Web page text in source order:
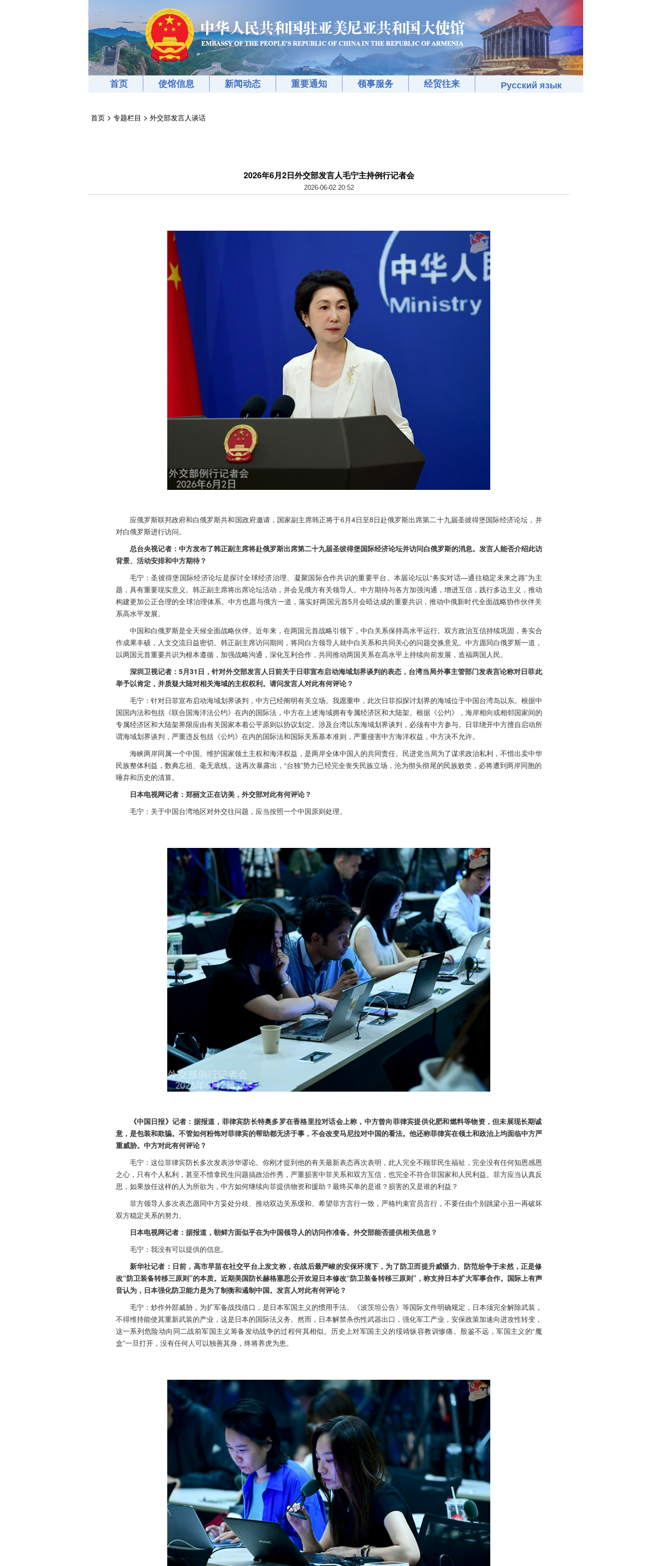
首页 使馆信息 新闻动态 重要通知 领事服务 经贸往来 Русский язык
首页> 专题栏目 > 外交部发言人谈话
2026年6月2日外交部发言人毛宁主持例行记者会
2026-06-02 20:52
应俄罗斯联邦政府和白俄罗斯共和国政府邀请，国家副主席韩正将于6月4日至8日赴俄罗斯出席第二十九届圣彼得堡国际经济论坛，并
对白俄罗斯进行访问。
总台央视记者：中方发布了韩正副主席将赴俄罗斯出席第二十九届圣彼得堡国际经济论坛并访问白俄罗斯的消息。发言人能否介绍此访
背景、活动安排和中方期待？
毛宁：圣彼得堡国际经济论坛是探讨全球经济治理、凝聚国际合作共识的重要平台。本届论坛以“务实对话—通往稳定未来之路”为主
题，具有重要现实意义。韩正副主席将出席论坛活动，并会见俄方有关领导人。中方期待与各方加强沟通，增进互信，践行多边主义，推动
构建更加公正合理的全球治理体系。中方也愿与俄方一道，落实好两国元首5月会晤达成的重要共识，推动中俄新时代全面战略协作伙伴关
系高水平发展。
中国和白俄罗斯是全天候全面战略伙伴。近年来，在两国元首战略引领下，中白关系保持高水平运行。双方政治互信持续巩固，务实合
作成果丰硕，人文交流日益密切。韩正副主席访问期间，将同白方领导人就中白关系和共同关心的问题交换意见。中方愿同白俄罗斯一道，
以两国元首重要共识为根本遵循，加强战略沟通，深化互利合作，共同推动两国关系在高水平上持续向前发展，造福两国人民。
深圳卫视记者：5月31日，针对外交部发言人日前关于日菲宣布启动海域划界谈判的表态，台湾当局外事主管部门发表言论称对日菲此
举予以肯定，并质疑大陆对相关海域的主权权利。请问发言人对此有何评论？
毛宁：针对日菲宣布启动海域划界谈判，中方已经阐明有关立场。我愿重申，此次日菲拟探讨划界的海域位于中国台湾岛以东。根据中
国国内法和包括《联合国海洋法公约》在内的国际法，中方在上述海域拥有专属经济区和大陆架。根据《公约》，海岸相向或相邻国家间的
专属经济区和大陆架界限应由有关国家本着公平原则以协议划定。涉及台湾以东海域划界谈判，必须有中方参与。日菲绕开中方擅自启动所
谓海域划界谈判，严重违反包括《公约》在内的国际法和国际关系基本准则，严重侵害中方海洋权益，中方决不允许。
海峡两岸同属一个中国。维护国家领土主权和海洋权益，是两岸全体中国人的共同责任。民进党当局为了谋求政治私利，不惜出卖中华
民族整体利益，数典忘祖、毫无底线。这再次暴露出，“台独”势力已经完全丧失民族立场，沦为彻头彻尾的民族败类，必将遭到两岸同胞的
唾弃和历史的清算。
日本电视网记者：郑丽文正在访美，外交部对此有何评论？
毛宁：关于中国台湾地区对外交往问题，应当按照一个中国原则处理。
《中国日报》记者：据报道，菲律宾防长特奥多罗在香格里拉对话会上称，中方曾向菲律宾提供化肥和燃料等物资，但未展现长期诚
意，是包装和欺骗。不管如何粉饰对菲律宾的帮助都无济于事，不会改变马尼拉对中国的看法。他还称菲律宾在领土和政治上均面临中方严
重威胁。中方对此有何评论？
毛宁：这位菲律宾防长多次发表涉华谬论。你刚才提到他的有关最新表态再次表明，此人完全不顾菲民生福祉，完全没有任何知恩感恩
之心，只有个人私利，甚至不惜拿民生问题搞政治作秀，严重损害中菲关系和双方互信，也完全不符合菲国家和人民利益。菲方应当认真反
思，如果放任这样的人为所欲为，中方如何继续向菲提供物资和援助？最终买单的是谁？损害的又是谁的利益？
菲方领导人多次表态愿同中方妥处分歧、推动双边关系缓和。希望菲方言行一致，严格约束官员言行，不要任由个别跳梁小丑一再破坏
双方稳定关系的努力。
日本电视网记者：据报道，朝鲜方面似乎在为中国领导人的访问作准备。外交部能否提供相关信息？
毛宁：我没有可以提供的信息。
新华社记者：日前，高市早苗在社交平台上发文称，在战后最严峻的安保环境下，为了防卫而提升威慑力、防范纷争于未然，正是修
改“防卫装备转移三原则”的本质。近期美国防长赫格塞思公开欢迎日本修改“防卫装备转移三原则”，称支持日本扩大军事合作。国际上有声
音认为，日本强化防卫能力是为了制衡和遏制中国。发言人对此有何评论？
毛宁：炒作外部威胁，为扩军备战找借口，是日本军国主义的惯用手法。《波茨坦公告》等国际文件明确规定，日本须完全解除武装，
不得维持能使其重新武装的产业，这是日本的国际法义务。然而，日本解禁杀伤性武器出口，强化军工产业，安保政策加速向进攻性转变，
这一系列危险动向同二战前军国主义筹备发动战争的过程何其相似。历史上对军国主义的绥靖纵容教训惨痛。殷鉴不远，军国主义的“魔
盒”一旦打开，没有任何人可以独善其身，终将养虎为患。